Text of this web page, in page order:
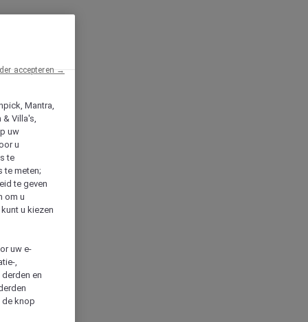
Mantra,
& Villa's,
uw
u
te
te meten;
te geven
om u
u kiezen
uw e-
,
en
de knop
accepteren →